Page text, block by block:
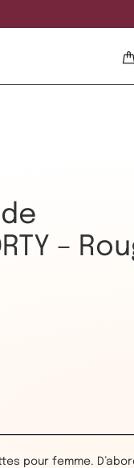
–
pour femme.